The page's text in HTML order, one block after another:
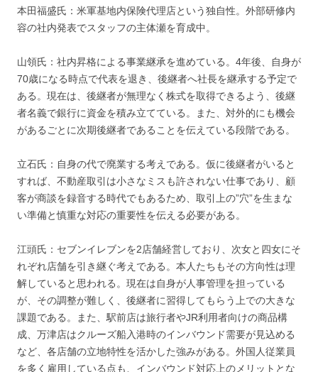
本田福盛氏：米軍基地内保険代理店という独自性。外部研修内
容の社内発表でスタッフの主体瀬を育成中。
山領氏：社内昇格による事業継承を進めている。4年後、自身が
70歳になる時点で代表を退き、後継者へ社長を継承する予定で
ある。現在は、後継者が無理なく株式を取得できるよう、後継
者名義で銀行に資金を積み立てている。また、対外的にも機会
があるごとに次期後継者であることを伝えている段階である。
立石氏：自身の代で廃業する考えである。仮に後継者がいると
すれば、不動産取引は小さなミスも許されない仕事であり、顧
客が商談を録音する時代でもあるため、取引上の”穴”を生まな
い準備と慎重な対応の重要性を伝える必要がある。
江頭氏：セブンイレブンを2店舗経営しており、次女と四女にそ
れぞれ店舗を引き継ぐ考えである。本人たちもその方向性は理
解していると思われる。現在は自身が人事管理を担っている
が、その調整が難しく、後継者に習得してもらう上での大きな
課題である。また、駅前店は旅行者やJR利用者向けの商品構
成、万津店はクルーズ船入港時のインバウンド需要が見込める
など、各店舗の立地特性を活かした強みがある。外国人従業員
を多く雇用している点も、インバウンド対応上のメリットとな